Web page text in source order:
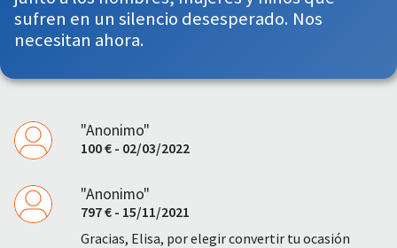
sufren en un silencio desesperado. Nos
necesitan ahora.
"Anonimo"
100 € - 02/03/2022
"Anonimo"
797 € - 15/11/2021
Gracias, Elisa, por elegir convertir tu ocasión